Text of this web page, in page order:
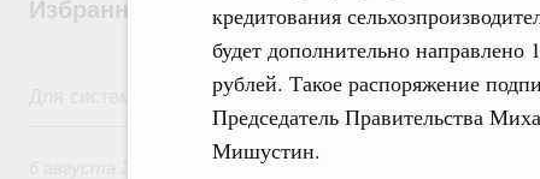
кредитования
будет дополнительно направлено
рублей. Такое распоряжение
Председатель Правительства
Мишустин.
Избранные документы со справками к
Для системного поиска перейдите в раздел "Поиск по
6 августа, четверг
Технологическое развитие. Инновации